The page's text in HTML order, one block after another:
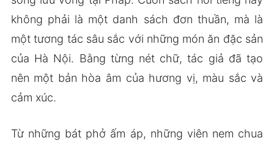
không phải là một danh sách đơn thuần, mà là
một tương tác sâu sắc với những món ăn đặc sản
của Hà Nội. Bằng từng nét chữ, tác giả đã tạo
nên một bản hòa âm của hương vị, màu sắc và
cảm xúc.
Từ những bát phở ấm áp, những viên nem chua